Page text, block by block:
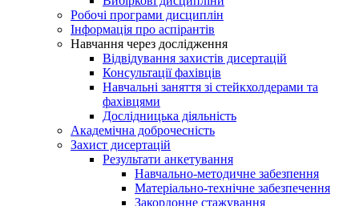
Робочі програми дисциплін
Інформація про аспірантів
Навчання через дослідження
Відвідування захистів дисертацій
Консультації фахівців
Навчальні заняття зі стейкхолдерами та
фахівцями
Дослідницька діяльність
Академічна доброчесність
Захист дисертацій
Результати анкетування
Навчально-методичне забезпення
Матеріально-технічне забезпечення
Закордонне стажування